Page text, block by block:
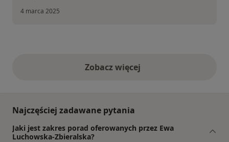
4 marca 2025
Zobacz więcejopinie powyżej
Najczęściej zadawane pytania
Jaki jest zakres porad oferowanych przez Ewa
Luchowska-Zbieralska?